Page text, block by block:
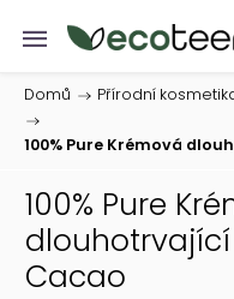
Domů / Přírodní
/
100% Pure Krémová
100% Pure
Cacao